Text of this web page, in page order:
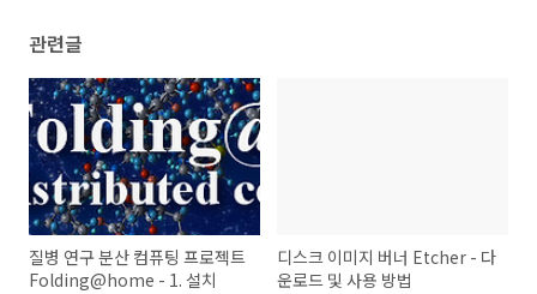
관련글
질병 연구 분산 컴퓨팅 프로젝트
Folding@home - 1. 설치
디스크 이미지 버너 Etcher - 다
운로드 및 사용 방법